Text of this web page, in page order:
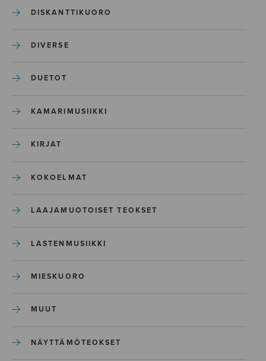
DISKANTTIKUORO
DIVERSE
DUETOT
KAMARIMUSIIKKI
KIRJAT
KOKOELMAT
LAAJAMUOTOISET TEOKSET
LASTENMUSIIKKI
MIESKUORO
MUUT
NÄYTTÄMÖTEOKSET